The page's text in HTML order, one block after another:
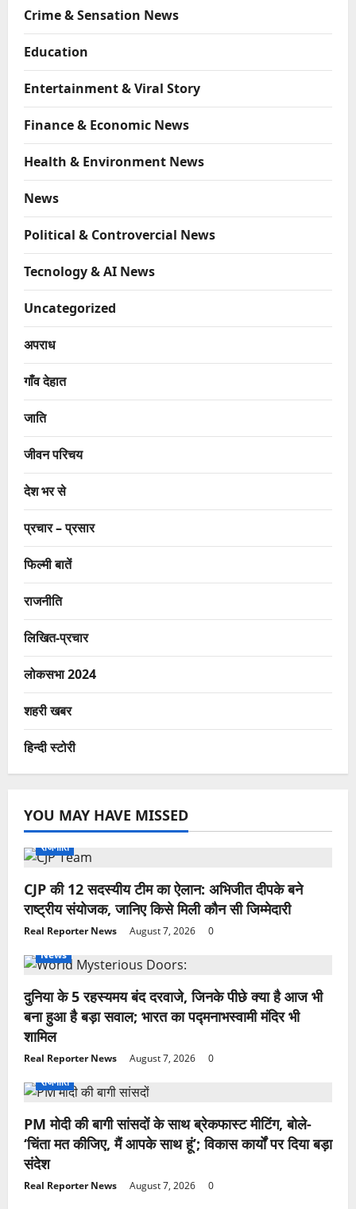
Crime & Sensation News
Education
Entertainment & Viral Story
Finance & Economic News
Health & Environment News
News
Political & Controvercial News
Tecnology & AI News
Uncategorized
अपराध
गाँव देहात
जाति
जीवन परिचय
देश भर से
प्रचार – प्रसार
फिल्मी बातें
राजनीति
लिखित-प्रचार
लोकसभा 2024
शहरी खबर
हिन्दी स्टोरी
YOU MAY HAVE MISSED
राजनीति
CJP की 12 सदस्यीय टीम का ऐलान: अभिजीत दीपके बने
राष्ट्रीय संयोजक, जानिए किसे मिली कौन सी जिम्मेदारी
Real Reporter News August 7, 2026
0
News
दुनिया के 5 रहस्यमय बंद दरवाजे, जिनके पीछे क्या है आज भी
बना हुआ है बड़ा सवाल; भारत का पद्मनाभस्वामी मंदिर भी
शामिल
Real Reporter News August 7, 2026
0
राजनीति
PM मोदी की बागी सांसदों के साथ ब्रेकफास्ट मीटिंग, बोले-
‘चिंता मत कीजिए, मैं आपके साथ हूं’; विकास कार्यों पर दिया बड़ा
संदेश
Real Reporter News August 7, 2026
0